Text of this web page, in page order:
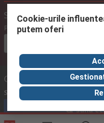
Setari afisare pret
Preturi
Contacteaza-ne
Suna
in intervalul 08:00 –
Suna
Cookie-urile
putem oferi